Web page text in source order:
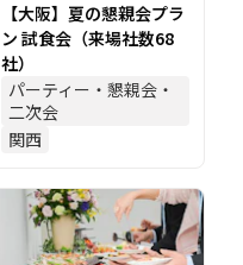
【大阪】夏の懇親会プラ
ン 試食会（来場社数68
社）
パーティー・懇親会・
二次会
関西